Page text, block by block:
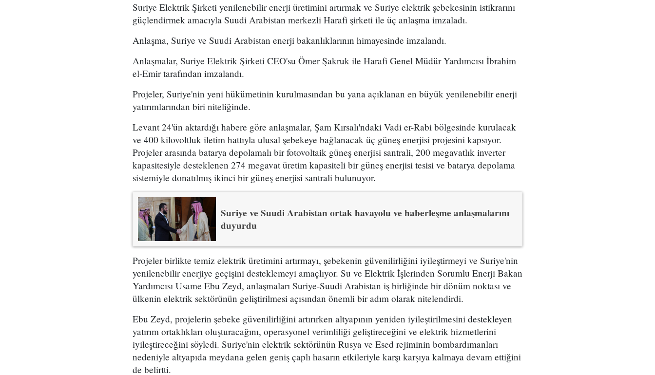
Suriye Elektrik Şirketi yenilenebilir enerji üretimini artırmak ve Suriye elektrik şebekesinin istikrarını
güçlendirmek amacıyla Suudi Arabistan merkezli Harafi şirketi ile üç anlaşma imzaladı.
Anlaşma, Suriye ve Suudi Arabistan enerji bakanlıklarının himayesinde imzalandı.
Anlaşmalar, Suriye Elektrik Şirketi CEO'su Ömer Şakruk ile Harafi Genel Müdür Yardımcısı İbrahim
el-Emir tarafından imzalandı.
Projeler, Suriye'nin yeni hükümetinin kurulmasından bu yana açıklanan en büyük yenilenebilir enerji
yatırımlarından biri niteliğinde.
Levant 24'ün aktardığı habere göre anlaşmalar, Şam Kırsalı'ndaki Vadi er-Rabi bölgesinde kurulacak
ve 400 kilovoltluk iletim hattıyla ulusal şebekeye bağlanacak üç güneş enerjisi projesini kapsıyor.
Projeler arasında batarya depolamalı bir fotovoltaik güneş enerjisi santrali, 200 megavatlık inverter
kapasitesiyle desteklenen 274 megavat üretim kapasiteli bir güneş enerjisi tesisi ve batarya depolama
sistemiyle donatılmış ikinci bir güneş enerjisi santrali bulunuyor.
Suriye ve Suudi Arabistan ortak havayolu ve haberleşme anlaşmalarını
duyurdu
Projeler birlikte temiz elektrik üretimini artırmayı, şebekenin güvenilirliğini iyileştirmeyi ve Suriye'nin
yenilenebilir enerjiye geçişini desteklemeyi amaçlıyor. Su ve Elektrik İşlerinden Sorumlu Enerji Bakan
Yardımcısı Usame Ebu Zeyd, anlaşmaları Suriye-Suudi Arabistan iş birliğinde bir dönüm noktası ve
ülkenin elektrik sektörünün geliştirilmesi açısından önemli bir adım olarak nitelendirdi.
Ebu Zeyd, projelerin şebeke güvenilirliğini artırırken altyapının yeniden iyileştirilmesini destekleyen
yatırım ortaklıkları oluşturacağını, operasyonel verimliliği geliştireceğini ve elektrik hizmetlerini
iyileştireceğini söyledi. Suriye'nin elektrik sektörünün Rusya ve Esed rejiminin bombardımanları
nedeniyle altyapıda meydana gelen geniş çaplı hasarın etkileriyle karşı karşıya kalmaya devam ettiğini
de belirtti.